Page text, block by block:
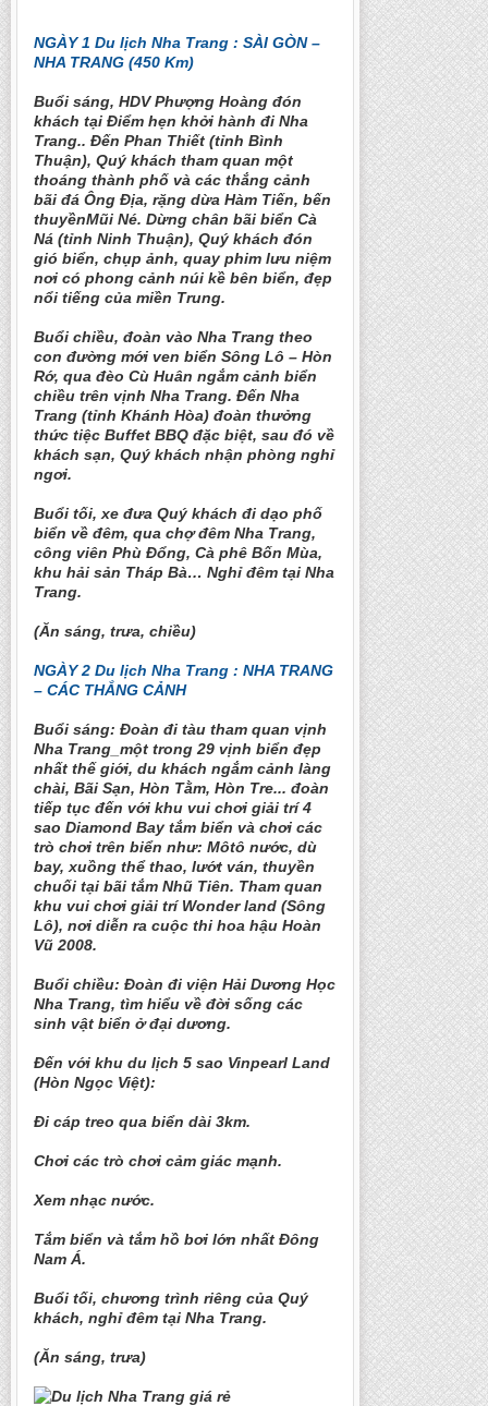
NGÀY 1 Du lịch Nha Trang : SÀI GÒN –
NHA TRANG (450 Km)
Buổi sáng, HDV Phượng Hoàng đón
khách tại Điểm hẹn khởi hành đi Nha
Trang.. Đến Phan Thiết (tỉnh Bình
Thuận), Quý khách tham quan một
thoáng thành phố và các thắng cảnh
bãi đá Ông Địa, rặng dừa Hàm Tiến, bến
thuyềnMũi Né. Dừng chân bãi biển Cà
Ná (tỉnh Ninh Thuận), Quý khách đón
gió biển, chụp ảnh, quay phim lưu niệm
nơi có phong cảnh núi kề bên biển, đẹp
nổi tiếng của miền Trung.
Buổi chiều, đoàn vào Nha Trang theo
con đường mới ven biển Sông Lô – Hòn
Rớ, qua đèo Cù Huân ngắm cảnh biển
chiều trên vịnh Nha Trang. Đến Nha
Trang (tỉnh Khánh Hòa) đoàn thưởng
thức tiệc Buffet BBQ đặc biệt, sau đó về
khách sạn, Quý khách nhận phòng nghỉ
ngơi.
Buổi tối, xe đưa Quý khách đi dạo phố
biển về đêm, qua chợ đêm Nha Trang,
công viên Phù Đổng, Cà phê Bốn Mùa,
khu hải sản Tháp Bà… Nghỉ đêm tại Nha
Trang.
(Ăn sáng, trưa, chiều)
NGÀY 2 Du lịch Nha Trang : NHA TRANG
– CÁC THẮNG CẢNH
Buổi sáng: Đoàn đi tàu tham quan vịnh
Nha Trang_một trong 29 vịnh biển đẹp
nhất thế giới, du khách ngắm cảnh làng
chài, Bãi Sạn, Hòn Tằm, Hòn Tre... đoàn
tiếp tục đến với khu vui chơi giải trí 4
sao Diamond Bay tắm biển và chơi các
trò chơi trên biển như: Môtô nước, dù
bay, xuồng thể thao, lướt ván, thuyền
chuối tại bãi tắm Nhũ Tiên. Tham quan
khu vui chơi giải trí Wonder land (Sông
Lô), nơi diễn ra cuộc thi hoa hậu Hoàn
Vũ 2008.
Buổi chiều: Đoàn đi viện Hải Dương Học
Nha Trang, tìm hiểu về đời sống các
sinh vật biển ở đại dương.
Đến với khu du lịch 5 sao Vinpearl Land
(Hòn Ngọc Việt):
Đi cáp treo qua biển dài 3km.
Chơi các trò chơi cảm giác mạnh.
Xem nhạc nước.
Tắm biển và tắm hồ bơi lớn nhất Đông
Nam Á.
Buổi tối, chương trình riêng của Quý
khách, nghỉ đêm tại Nha Trang.
(Ăn sáng, trưa)